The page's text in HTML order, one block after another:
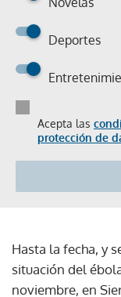
Deportes
Acepta las
protección de
Hasta la fecha, y
situación del
noviembre, en